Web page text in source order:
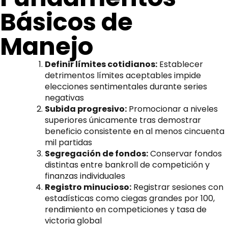
Básicos de
Manejo
Definir límites cotidianos: Establecer
detrimentos límites aceptables impide
elecciones sentimentales durante series
negativas
Subida progresivo: Promocionar a niveles
superiores únicamente tras demostrar
beneficio consistente en al menos cincuenta
mil partidas
Segregación de fondos:Conservar fondos
distintas entre bankroll de competición y
finanzas individuales
Registro minucioso: Registrar sesiones con
estadísticas como ciegas grandes por 100,
rendimiento en competiciones y tasa de
victoria global